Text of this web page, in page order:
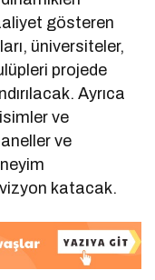
gösteren
üniversiteler,
projede
Ayrıca
ve
ve
vizyon katacak.